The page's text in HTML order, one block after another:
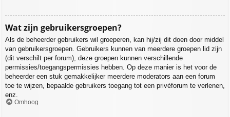
Wat zijn gebruikersgroepen?
Als de beheerder gebruikers wil groeperen, kan hij/zij dit doen door middel
van gebruikersgroepen. Gebruikers kunnen van meerdere groepen lid zijn
(dit verschilt per forum), deze groepen kunnen verschillende
permissies/toegangspermissies hebben. Op deze manier is het voor de
beheerder een stuk gemakkelijker meerdere moderators aan een forum
toe te wijzen, bepaalde gebruikers toegang tot een privéforum te verlenen,
enz.
Omhoog